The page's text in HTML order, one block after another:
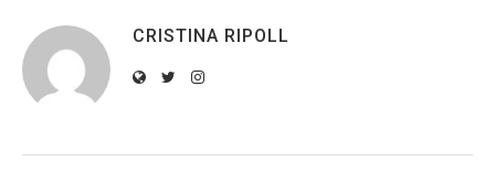
CRISTINA RIPOLL